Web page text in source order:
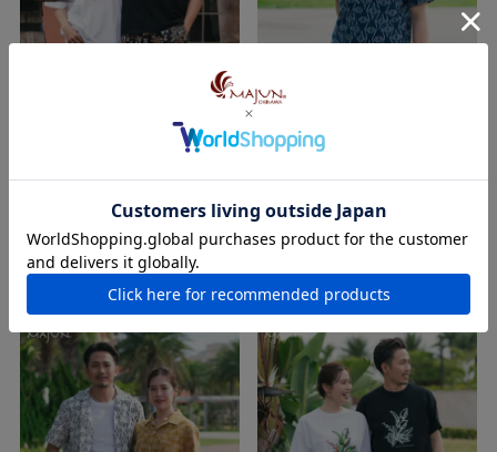
フォレスティブテック（ショー
ノーアイロン 直営店限定
¥14,300税込
オリメトリアタイル
直営店限定 レギュラーフィット
¥15,400税込